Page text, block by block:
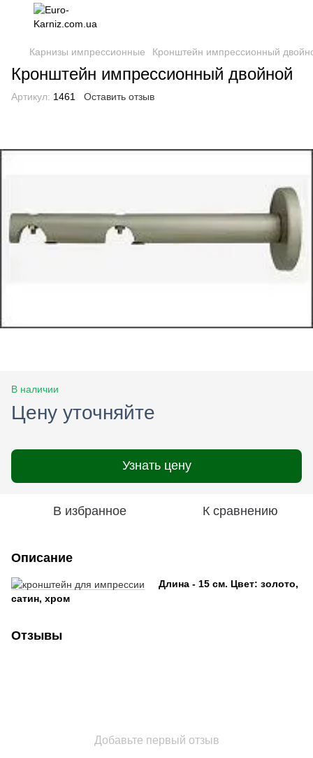
Карнизы импрессионные Кронштейн импрессионный
Кронштейн импрессионный двойной
Артикул: 1461 Оставить отзыв
В наличии
Цену уточняйте
Узнать цену
В избранное К сравнению
Описание
Длина - 15 см. Цвет: золото,
сатин, хром
Отзывы
Добавьте первый отзыв